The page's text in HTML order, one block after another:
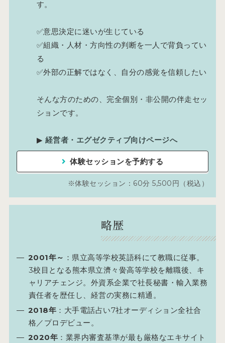
す。
✅意思決定に迷いが生じている
✅組織・人材・方向性の判断を一人で背負ってい
る
✅外部の正解ではなく、自分の感覚を信頼したい
そんな方のための、完全個別・非公開の伴走セッ
ションです。
▶︎ 経営者・エグゼクティブ向けページへ
体験セッションを予約する
体験セッション：60分 5,500円（税込）
略歴
2001年～ ：県立高等学校英語科にて教職に従事。
3校目となる熊本県立濟々黌高等学校を離職後、キ
ャリアチェンジ。外資系企業で社長秘書・輸入業務
責任者を歴任し、経営の実務に精通。
2018年 ：大手電話占い7社オーディション全社合
格／プロデビュー。
2020年 ：業界内審査基準が最も厳格なエキサイト